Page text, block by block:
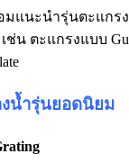
มแนะนำรุ่นตะแกร
น ตะแกรงแบบ
งน้ำรุ่นยอดนิยม